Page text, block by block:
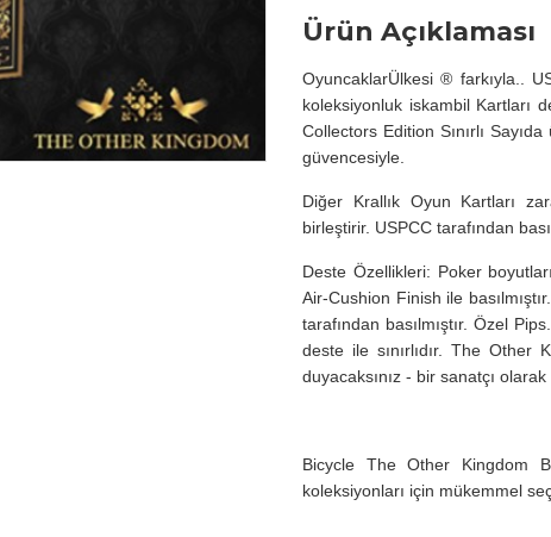
Ürün Açıklaması
OyuncaklarÜlkesi ® farkıyla..
koleksiyonluk iskambil Kartları
Collectors Edition Sınırlı
güvencesiyle.
Diğer Krallık Oyun Kartları
birleştirir. USPCC tarafından
Deste Özellikleri: Poker
Air-Cushion Finish ile
tarafından basılmıştır. Özel
deste ile sınırlıdır. The Other
duyacaksınız - bir sanatçı
Bicycle The Other Kingdom
koleksiyonları için mükemmel